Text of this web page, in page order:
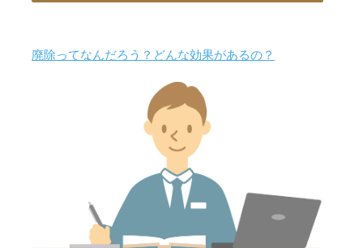
廃除ってなんだろう？どんな効果があるの？